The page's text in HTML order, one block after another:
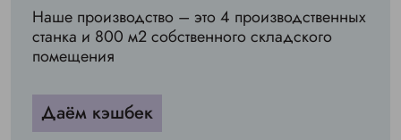
Наше производство – это 4 производственных
станка и 800 м2 собственного складского
помещения
Даём кэшбек